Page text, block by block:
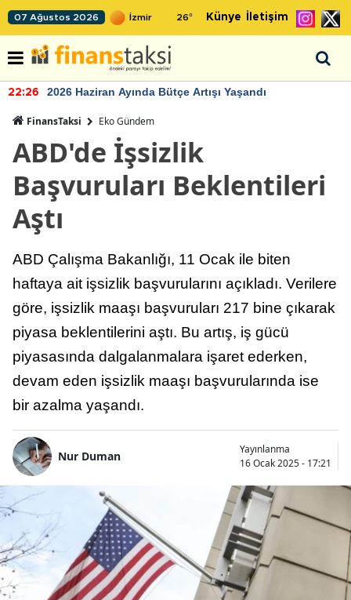
07 Ağustos 2026 26° Künye İletişim
22:26 2026 Haziran Ayında Bütçe Artışı Yaşandı
FinansTaksi Eko Gündem
ABD'de İşsizlik
Başvuruları Beklentileri
Aştı
ABD Çalışma Bakanlığı, 11 Ocak ile biten
haftaya ait işsizlik başvurularını açıkladı. Verilere
göre, işsizlik maaşı başvuruları 217 bine çıkarak
piyasa beklentilerini aştı. Bu artış, iş gücü
piyasasında dalgalanmalara işaret ederken,
devam eden işsizlik maaşı başvurularında ise
bir azalma yaşandı.
Nur Duman
Yayınlanma
16 Ocak 2025 - 17:21